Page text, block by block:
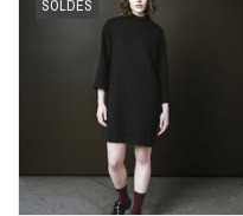
SOLDES